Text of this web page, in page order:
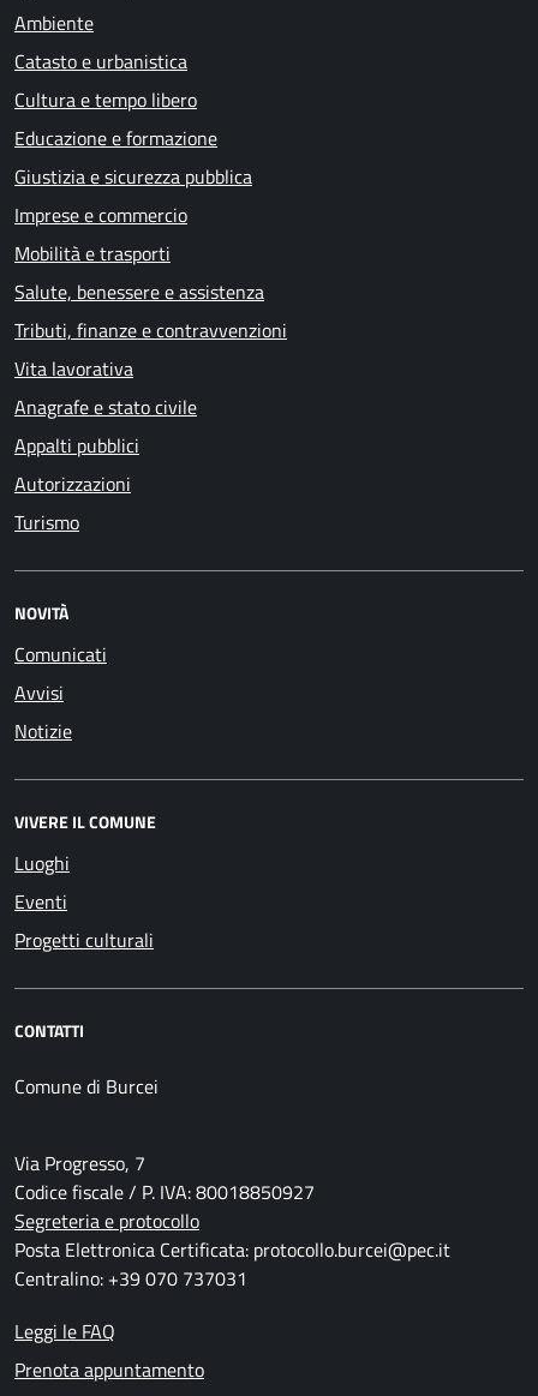
Ambiente
Catasto e urbanistica
Cultura e tempo libero
Educazione e formazione
Giustizia e sicurezza pubblica
Imprese e commercio
Mobilità e trasporti
Salute, benessere e assistenza
Tributi, finanze e contravvenzioni
Vita lavorativa
Anagrafe e stato civile
Appalti pubblici
Autorizzazioni
Turismo
NOVITÀ
Comunicati
Avvisi
Notizie
VIVERE IL COMUNE
Luoghi
Eventi
Progetti culturali
CONTATTI
Comune di Burcei
Via Progresso, 7
Codice fiscale / P. IVA: 80018850927
Segreteria e protocollo
Posta Elettronica Certificata: protocollo.burcei@pec.it
Centralino: +39 070 737031
Leggi le FAQ
Prenota appuntamento